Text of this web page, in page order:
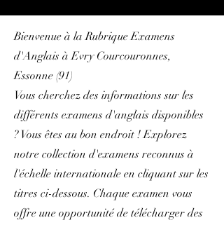
Bienvenue à la Rubrique Examens
d'Anglais à Evry Courcouronnes,
Essonne (91)
Vous cherchez des informations sur les
différents examens d'anglais disponibles
? Vous êtes au bon endroit ! Explorez
notre collection d'examens reconnus à
l'échelle internationale en cliquant sur les
titres ci-dessous. Chaque examen vous
offre une opportunité de télécharger des